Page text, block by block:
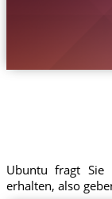
Ubuntu fragt Sie
erhalten, also